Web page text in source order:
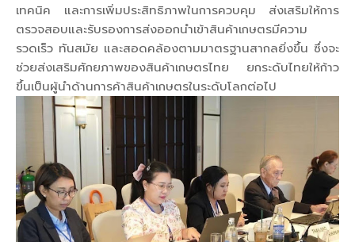
เทคนิค และการเพิ่มประสิทธิภาพในการควบคุม ส่งเสริมให้การ
ตรวจสอบและรับรองการส่งออกนำเข้าสินค้าเกษตรมีความ
รวดเร็ว ทันสมัย และสอดคล้องตามมาตรฐานสากลยิ่งขึ้น ซึ่งจะ
ช่วยส่งเสริมศักยภาพของสินค้าเกษตรไทย ยกระดับไทยให้ก้าว
ขึ้นเป็นผู้นำด้านการค้าสินค้าเกษตรในระดับโลกต่อไป